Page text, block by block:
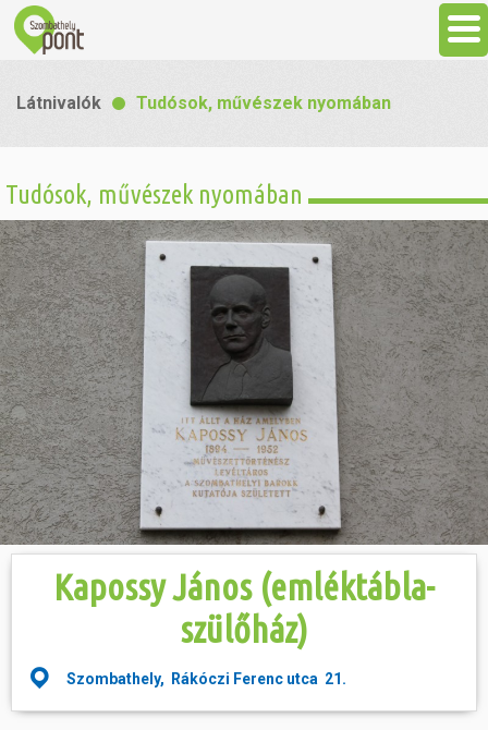
Látnivalók
Gasztronómia
Szállás
Sport
Szabadidő
Hasznos
Látnivalók Tudósok, művészek nyomában
Tudósok, művészek nyomában
Kapossy János (emléktábla-
szülőház)
Szombathely, Rákóczi Ferenc utca 21.